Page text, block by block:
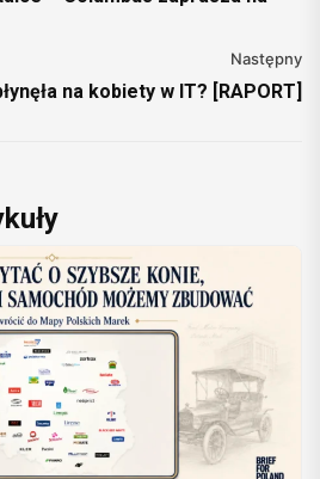
Następny
na kobiety w IT? [RAPORT]